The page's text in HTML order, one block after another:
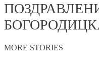
MORE STORIES